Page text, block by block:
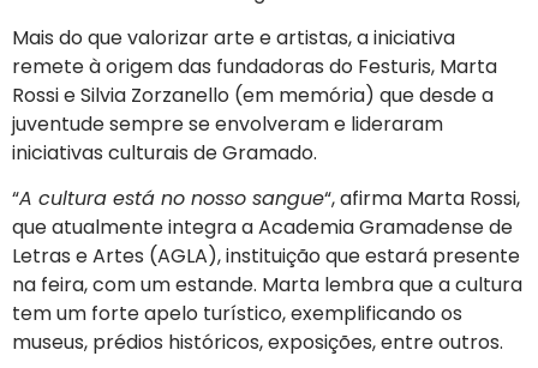
Mais do que valorizar arte e artistas, a iniciativa
remete à origem das fundadoras do Festuris, Marta
Rossi e Silvia Zorzanello (em memória) que desde a
juventude sempre se envolveram e lideraram
iniciativas culturais de Gramado.
“A cultura está no nosso sangue“, afirma Marta Rossi,
que atualmente integra a Academia Gramadense de
Letras e Artes (AGLA), instituição que estará presente
na feira, com um estande. Marta lembra que a cultura
tem um forte apelo turístico, exemplificando os
museus, prédios históricos, exposições, entre outros.